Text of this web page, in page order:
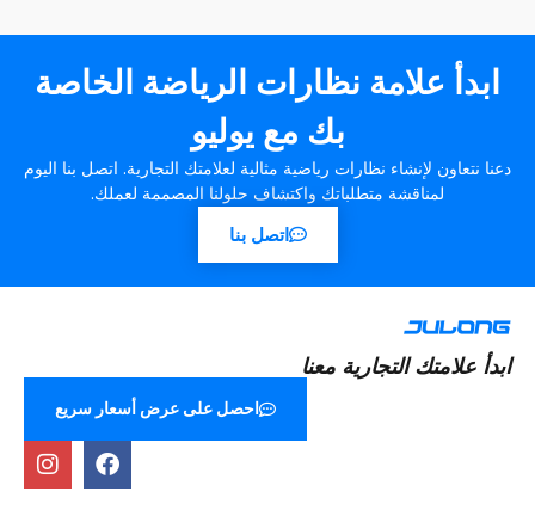
ابدأ علامة نظارات الرياضة الخاصة
بك مع يوليو
دعنا نتعاون لإنشاء نظارات رياضية مثالية لعلامتك التجارية. اتصل بنا اليوم
لمناقشة متطلباتك واكتشاف حلولنا المصممة لعملك.
اتصل بنا
ابدأ علامتك التجارية معنا
احصل على عرض أسعار سريع